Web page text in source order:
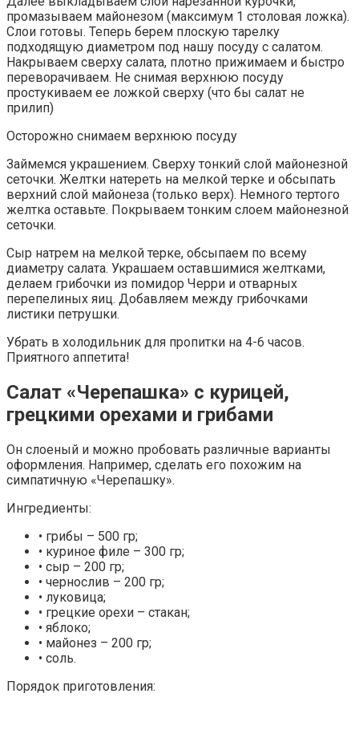
промазываем майонезом (максимум 1 столовая ложка).
Слои готовы. Теперь берем плоскую тарелку
подходящую диаметром под нашу посуду с салатом.
Накрываем сверху салата, плотно прижимаем и быстро
переворачиваем. Не снимая верхнюю посуду
простукиваем ее ложкой сверху (что бы салат не
прилип)
Осторожно снимаем верхнюю посуду
Займемся украшением. Сверху тонкий слой майонезной
сеточки. Желтки натереть на мелкой терке и обсыпать
верхний слой майонеза (только верх). Немного тертого
желтка оставьте. Покрываем тонким слоем майонезной
сеточки.
Сыр натрем на мелкой терке, обсыпаем по всему
диаметру салата. Украшаем оставшимися желтками,
делаем грибочки из помидор Черри и отварных
перепелиных яиц. Добавляем между грибочками
листики петрушки.
Убрать в холодильник для пропитки на 4-6 часов.
Приятного аппетита!
Салат «Черепашка» с курицей,
грецкими орехами и грибами
Он слоеный и можно пробовать различные варианты
оформления. Например, сделать его похожим на
симпатичную «Черепашку».
Ингредиенты:
• грибы – 500 гр;
• куриное филе – 300 гр;
• сыр – 200 гр;
• чернослив – 200 гр;
• луковица;
• грецкие орехи – стакан;
• яблоко;
• майонез – 200 гр;
• соль.
Порядок приготовления: